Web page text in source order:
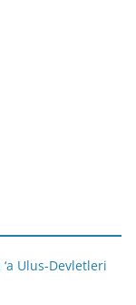
Ulus-Devletleri